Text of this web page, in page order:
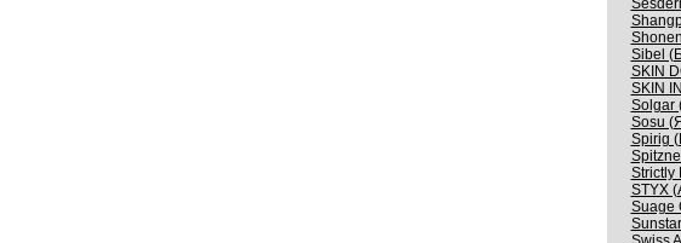
Sibel
SKIN
SKIN
Sosu
Spirig
Strictly
STYX
Suage